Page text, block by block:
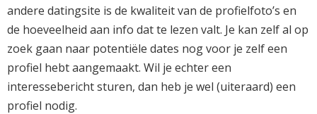
andere datingsite is de kwaliteit van de profielfoto’s en
de hoeveelheid aan info dat te lezen valt. Je kan zelf al op
zoek gaan naar potentiële dates nog voor je zelf een
profiel hebt aangemaakt. Wil je echter een
interessebericht sturen, dan heb je wel (uiteraard) een
profiel nodig.